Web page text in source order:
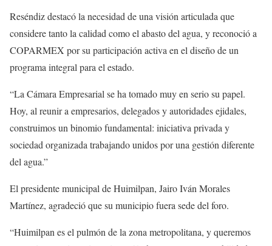
Reséndiz destacó la necesidad de una visión articulada que
considere tanto la calidad como el abasto del agua, y reconoció a
COPARMEX por su participación activa en el diseño de un
programa integral para el estado.
“La Cámara Empresarial se ha tomado muy en serio su papel.
Hoy, al reunir a empresarios, delegados y autoridades ejidales,
construimos un binomio fundamental: iniciativa privada y
sociedad organizada trabajando unidos por una gestión diferente
del agua.”
El presidente municipal de Huimilpan, Jairo Iván Morales
Martínez, agradeció que su municipio fuera sede del foro.
“Huimilpan es el pulmón de la zona metropolitana, y queremos